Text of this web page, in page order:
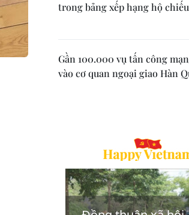
trong bảng xếp hạng hộ
Gần 100.000 vụ tấn công
vào cơ quan ngoại giao Hàn